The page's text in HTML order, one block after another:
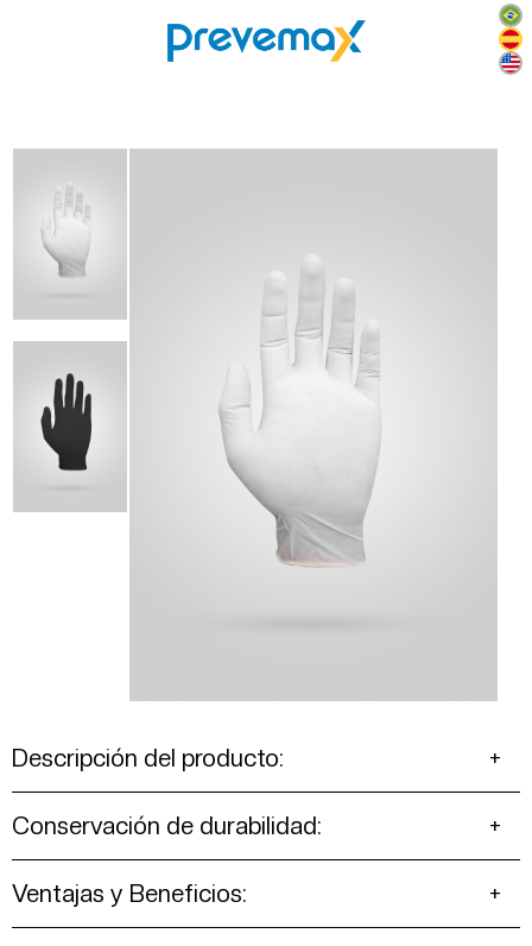
Descripción del producto:
Conservación de durabilidad:
Ventajas y Beneficios: